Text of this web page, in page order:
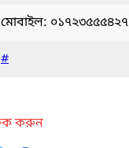
মোবাইল: ০১৭২৩৫৫৫৪২৭
#
করুন